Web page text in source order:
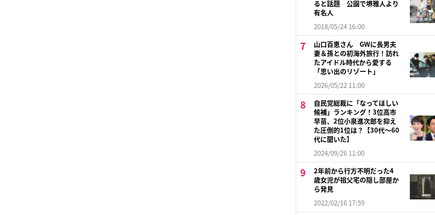
ると話題 公園で堺雅人より
有名人
2018/05/24 16:00
山口百恵さん GWに長男夫
妻＆孫との初海外旅行！訪れ
たアイドル時代から愛する
「思い出のリゾート」
2026/05/22 11:00
自民党総裁に「なってほしい
候補」ランキング！3位高市
早苗、2位小泉進次郎を抑え
た圧倒的1位は？【30代〜60
代に聞いた】
2024/09/26 11:00
2年前から行方不明だった4
歳女児が祖父宅の隠し部屋か
ら発見
2022/02/16 17:59